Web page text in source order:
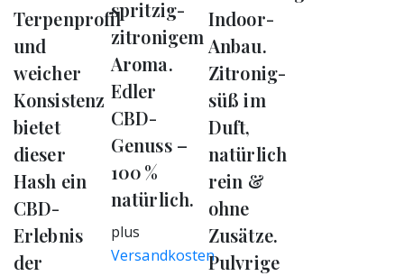
Terpenprofil
und
weicher
Konsistenz
bietet
dieser
Hash ein
CBD-
Erlebnis
der
spritzig-
zitronigem
Aroma.
Edler
CBD-
Genuss –
100 %
natürlich.
plus
Versandkosten
Indoor-
Anbau.
Zitronig-
süß im
Duft,
natürlich
rein &
ohne
Zusätze.
Pulvrige